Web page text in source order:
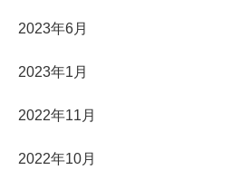
2023年6月
2023年1月
2022年11月
2022年10月